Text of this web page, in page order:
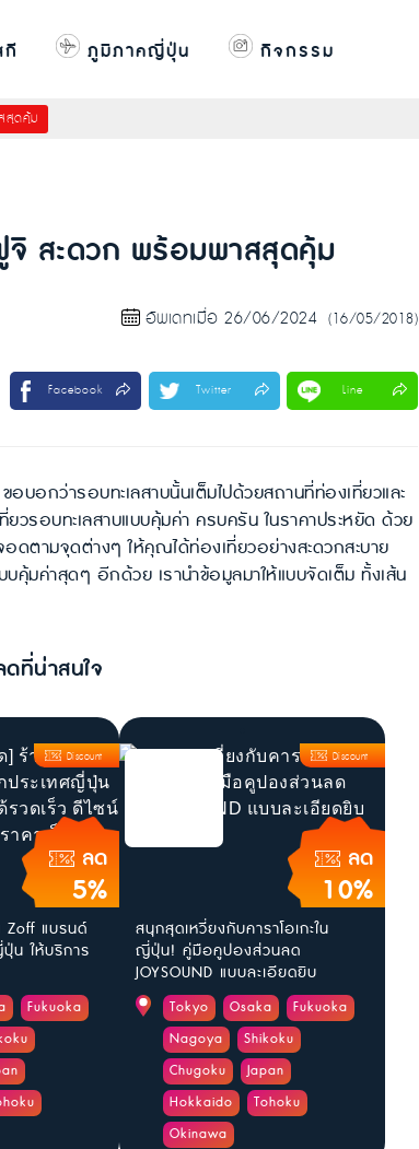
กี ภูมิภาคญี่ปุ่น กิจกรรม
สุดคุ้ม
จิ สะดวก พร้อมพาสสุดคุ้ม
อัพเดทเมื่อ 26/06/2024 (16/05/2018)
Facebook Twitter Line
บอกว่ารอบทะเลสาบนั้นเต็มไปด้วยสถานที่ท่องเที่ยวและ
ยวรอบทะเลสาบแบบคุ้มค่า ครบครัน ในราคาประหยัด ด้วย
ดตามจุดต่างๆ ให้คุณได้ท่องเที่ยวอย่างสะดวกสะบาย
มค่าสุดๆ อีกด้วย เรานำข้อมูลมาให้แบบจัดเต็ม ทั้งเส้น
ที่น่าสนใจ
ลด
5%
Discount
แบรนด์
น ให้บริการ
Fukuoka
ลด
10%
Discount
สนุกสุดเหวี่ยงกับคาราโอเกะใน
ญี่ปุ่น! คู่มือคูปองส่วนลด
JOYSOUND แบบละเอียดยิบ
Tokyo Osaka
Fukuoka
Nagoya
Shikoku
Chugoku
Japan
Hokkaido
Tohoku
Okinawa